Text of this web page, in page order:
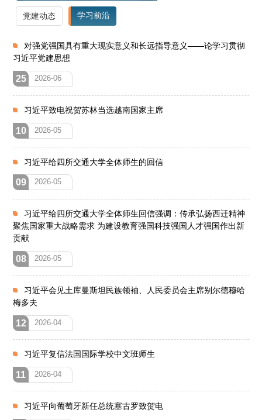
党建动态 学习前沿
对强党强国具有重大现实意义和长远指导意义——论学习贯彻
习近平党建思想
25 2026-06
习近平致电祝贺苏林当选越南国家主席
10 2026-05
习近平给四所交通大学全体师生的回信
09 2026-05
习近平给四所交通大学全体师生回信强调：传承弘扬西迁精神
聚焦国家重大战略需求 为建设教育强国科技强国人才强国作出新
贡献
08 2026-05
习近平会见土库曼斯坦民族领袖、人民委员会主席别尔德穆哈
梅多夫
12 2026-04
习近平复信法国国际学校中文班师生
11 2026-04
习近平向葡萄牙新任总统塞古罗致贺电